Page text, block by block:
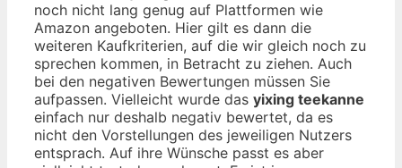
noch nicht lang genug auf Plattformen wie
Amazon angeboten. Hier gilt es dann die
weiteren Kaufkriterien, auf die wir gleich noch zu
sprechen kommen, in Betracht zu ziehen. Auch
bei den negativen Bewertungen müssen Sie
aufpassen. Vielleicht wurde das yixing teekanne
einfach nur deshalb negativ bewertet, da es
nicht den Vorstellungen des jeweiligen Nutzers
entsprach. Auf ihre Wünsche passt es aber